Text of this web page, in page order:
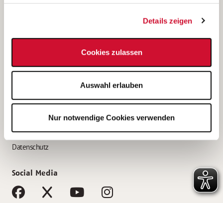
Details zeigen
Cookies zulassen
Auswahl erlauben
Nur notwendige Cookies verwenden
Bewerbung als Altenpflegehelfer*in
Bewerbung als Erzieher*in
AWO Gliederungen nach Bundesland
Impressum
Datenschutz
Social Media